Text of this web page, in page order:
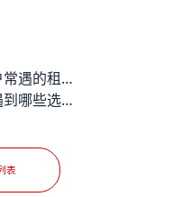
商务写字楼出租时用户常遇的租金隐性成本与位置配套问题如何规避？
租办公楼写字楼时会遇到哪些选址陷阱与隐形费用问题？
表